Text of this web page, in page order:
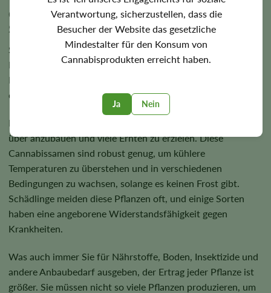
Verantwortung, sicherzustellen, dass die
Besucher der Website das gesetzliche
Mindestalter für den Konsum von
Cannabisprodukten erreicht haben.
Ja Nein
Gründe Für Den Anbau Von Hoch Ertragreichen
Samen
Selbstblühende, hoch ertragreiche Cannabissamen haben
Ruderalis-Genetik, was es ihnen ermöglicht, ihre
Entwicklungsstadien ohne Änderung ihrer Lichtzyklen zu
durchlaufen.
Der Innenanbau ermöglicht es Ihnen, sie das ganze Jahr
über anzubauen und viele Ernten zu erzielen. Diese
Cannabissamen sind robust genug, um kühlere
Temperaturen zu überstehen und in verschiedenen
Bedingungen zu wachsen, solange es keinen Frost gibt.
Schädlinge meiden diese Pflanzen oft, und einige Sorten
haben eine angeborene Widerstandsfähigkeit gegen
Krankheiten.
Was auch immer Sie für Nährstoffe, Boden, Insektizide und
andere Anbaubedarf ausgeben, der Ertrag jeder Pflanze ist
größer. Sie müssen nicht so viele Pflanzen produzieren, um